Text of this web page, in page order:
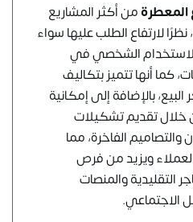
من أكثر المشاريع
لارتفاع الطلب عليها سواء
للاستخدام الشخصي في
كما أنها تتميز بتكاليف
بالإضافة إلى إمكانية
خلال تقديم تشكيلات
والتصاميم الفاخرة، مما
ويزيد من فرص
التقليدية والمنصات
الاجتماعي.